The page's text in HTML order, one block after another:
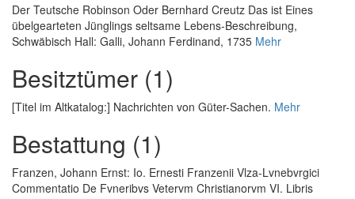
Der Teutsche Robinson Oder Bernhard Creutz Das ist Eines
übelgearteten Jünglings seltsame Lebens-Beschreibung,
Schwäbisch Hall: Galli, Johann Ferdinand, 1735 Mehr
Besitztümer (1)
[Titel im Altkatalog:] Nachrichten von Güter-Sachen. Mehr
Bestattung (1)
Franzen, Johann Ernst: Io. Ernesti Franzenii Vlza-Lvnebvrgici
Commentatio De Fvneribvs Vetervm Christianorvm VI. Libris